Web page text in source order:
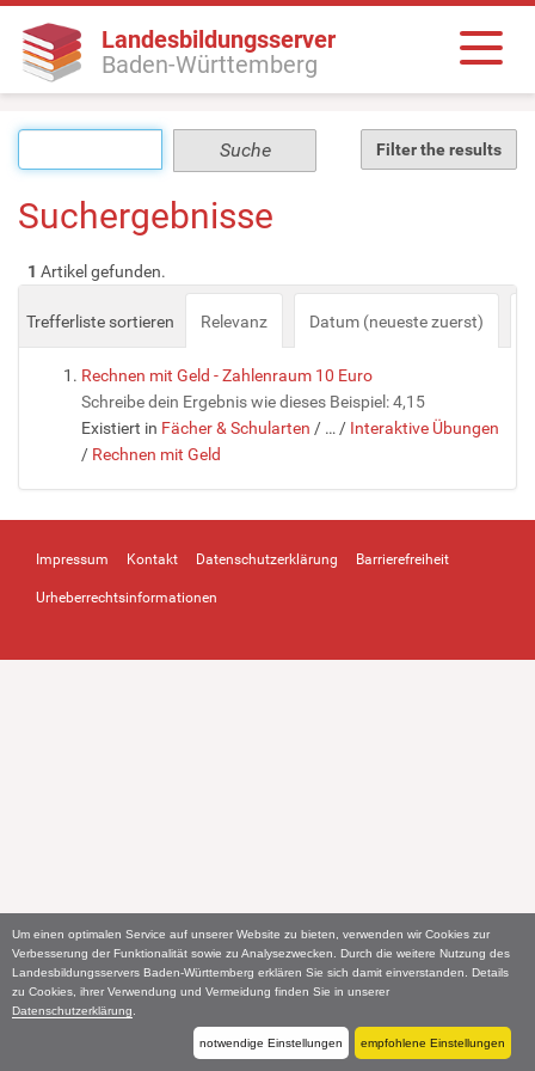
Um einen optimalen Service auf unserer Website zu bieten, verwenden wir Cookies zur
Verbesserung der Funktionalität sowie zu Analysezwecken. Durch die weitere Nutzung des
Landesbildungsservers Baden-Württemberg erklären Sie sich damit einverstanden. Details
zu Cookies, ihrer Verwendung und Vermeidung finden Sie in unserer
Datenschutzerklärung
notwendige Einstellungen empfohlene Einstellungen
Landesbildungsserver
Baden-Württemberg
Filter the results
Suchergebnisse
1 Artikel gefunden.
Trefferliste sortieren Relevanz Datum (neueste zuerst)
Rechnen mit Geld - Zahlenraum 10 Euro
Schreibe dein Ergebnis wie dieses Beispiel: 4,15
Existiert in Fächer & Schularten / … / Interaktive Übungen
/ Rechnen mit Geld
Impressum Kontakt Datenschutzerklärung Barrierefreiheit
Urheberrechtsinformationen